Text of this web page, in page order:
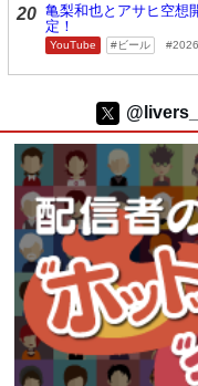
20 亀梨和也とアサヒ空想
定！
YouTube ビール